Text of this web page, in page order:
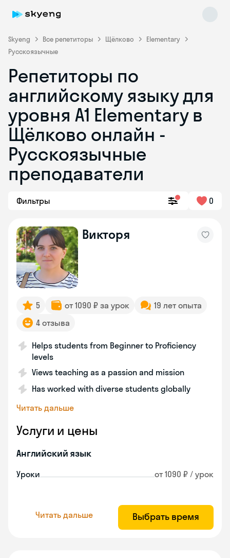
Skyeng Все репетиторы Щёлково
Elementary
Русскоязычные
Репетиторы по
английскому языку для
уровня A1 Elementary в
Щёлково онлайн -
Русскоязычные
преподаватели
Фильтры 0
Викторя
5 от 1090 ₽ за урок
19 лет опыта
4 отзыва
Helps students from Beginner to Proficiency
levels
Views teaching as a passion and mission
Has worked with diverse students globally
Читать дальше
Услуги и цены
Английский язык
Уроки от 1090 ₽ / урок
Читать дальше Выбрать время
Skyeng Chat